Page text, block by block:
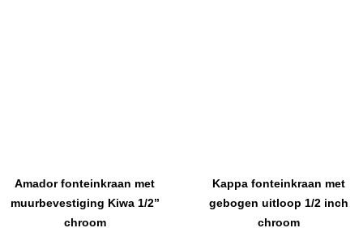
Amador fonteinkraan met
muurbevestiging Kiwa 1/2”
chroom
Kappa fonteinkraan met
gebogen uitloop 1/2 inch
chroom